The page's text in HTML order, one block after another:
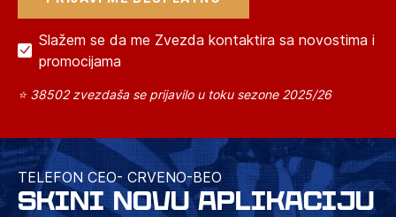
Slažem se da me Zvezda kontaktira sa novostima i
promocijama
⭐ 38502 zvezdaša se prijavilo u toku sezone 2025/26
TELEFON CEO- CRVENO-BEO
SKINI NOVU APLIKACIJU